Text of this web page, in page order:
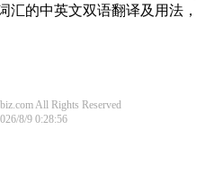
汇的中英文双语翻译及用法，
All Rights Reserved
8/9 0:28:56